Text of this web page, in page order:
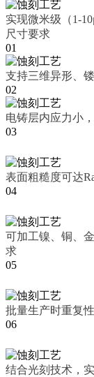
实现微米级（1-
尺寸要求
01
支持三维异形、
02
电铸层内应力小
03
表面粗糙度可达
04
可加工镍、铜、
求
05
批量生产时重复
06
结合光刻技术，